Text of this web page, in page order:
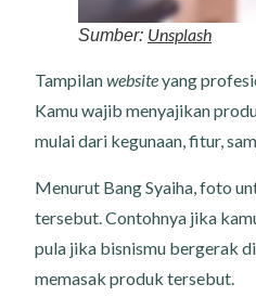
Sumber: Unsplash
Tampilanwebsiteyang
Kamu wajib menyajikan
mulai dari kegunaan, fitur,
Menurut Bang Syaiha, foto
tersebut. Contohnya jika
pula jika bisnismu bergerak
memasak produk tersebut.